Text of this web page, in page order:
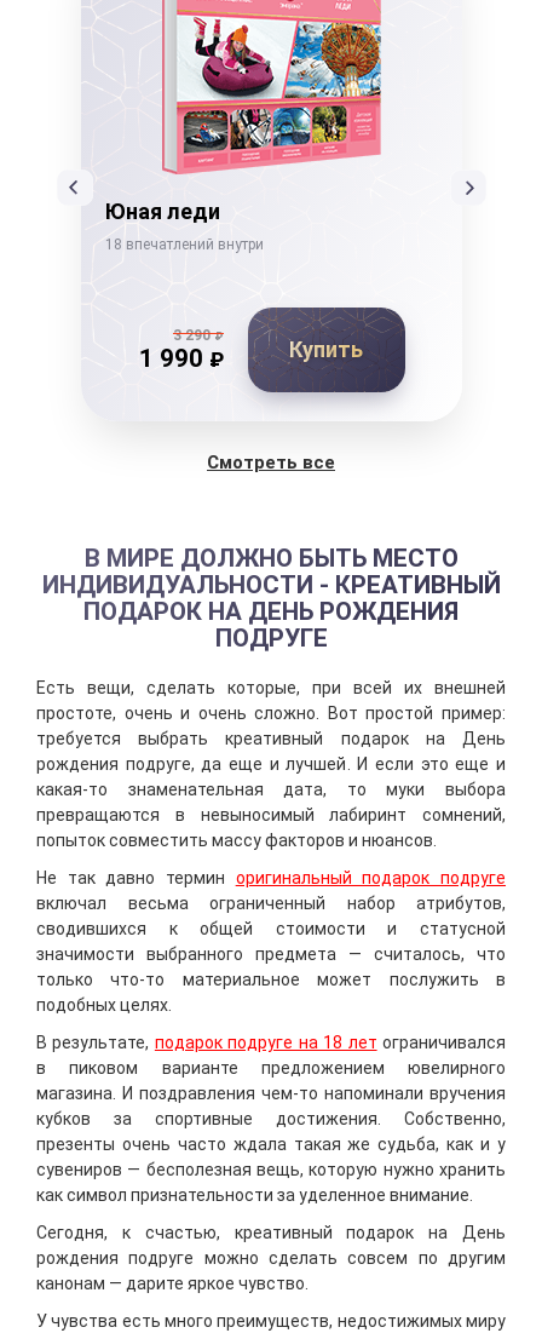
Юная леди
18 впечатлений внутри
3 290₽
1 990 ₽ Купить
Смотреть все
В МИРЕ ДОЛЖНО БЫТЬ МЕСТО
ИНДИВИДУАЛЬНОСТИ - КРЕАТИВНЫЙ
ПОДАРОК НА ДЕНЬ РОЖДЕНИЯ
ПОДРУГЕ
Есть вещи, сделать которые, при всей их внешней
простоте, очень и очень сложно. Вот простой пример:
требуется выбрать креативный подарок на День
рождения подруге, да еще и лучшей. И если это еще и
какая-то знаменательная дата, то муки выбора
превращаются в невыносимый лабиринт сомнений,
попыток совместить массу факторов и нюансов.
Не так давно термин оригинальный подарок подруге
включал весьма ограниченный набор атрибутов,
сводившихся к общей стоимости и статусной
значимости выбранного предмета — считалось, что
только что-то материальное может послужить в
подобных целях.
В результате, подарок подруге на 18 лет ограничивался
в пиковом варианте предложением ювелирного
магазина. И поздравления чем-то напоминали вручения
кубков за спортивные достижения. Собственно,
презенты очень часто ждала такая же судьба, как и у
сувениров — бесполезная вещь, которую нужно хранить
как символ признательности за уделенное внимание.
Сегодня, к счастью, креативный подарок на День
рождения подруге можно сделать совсем по другим
канонам — дарите яркое чувство.
У чувства есть много преимуществ, недостижимых миру